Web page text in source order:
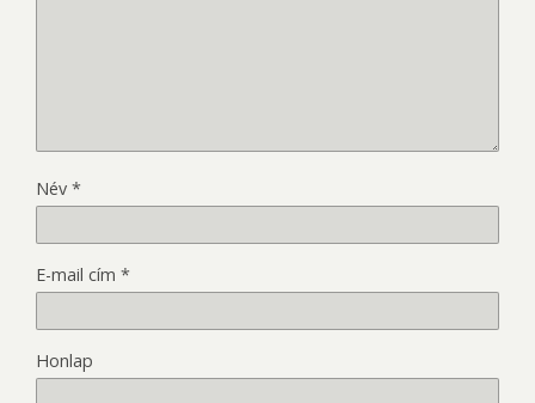
Név *
E-mail cím *
Honlap